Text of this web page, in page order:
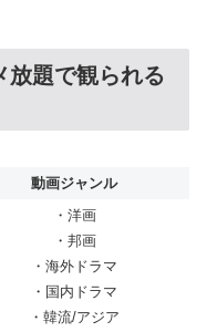
題で観られる
動画ジャンル
・洋画
・邦画
・海外ドラマ
・国内ドラマ
・韓流/アジア